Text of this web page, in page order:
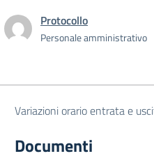
Protocollo
Personale amministrativo
Variazioni orario entrata e
Documenti